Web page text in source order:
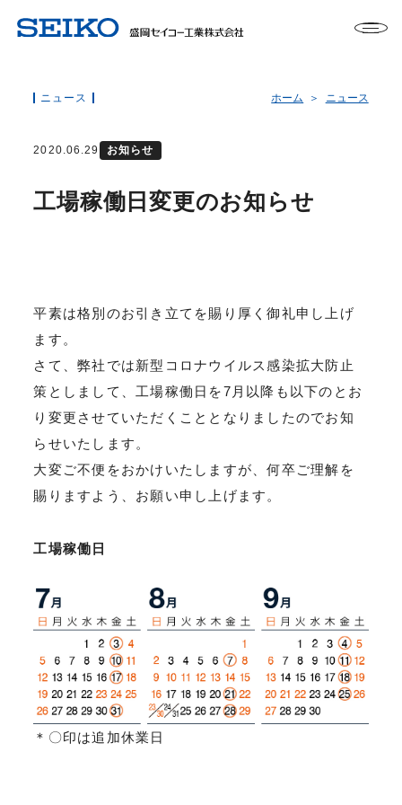
ニュース ホーム ニュース
2020.06.29 お知らせ
工場稼働日変更のお知らせ
平素は格別のお引き立てを賜り厚く御礼申し上げ
ます。
さて、弊社では新型コロナウイルス感染拡大防止
策としまして、工場稼働日を7月以降も以下のとお
り変更させていただくこととなりましたのでお知
らせいたします。
大変ご不便をおかけいたしますが、何卒ご理解を
賜りますよう、お願い申し上げます。
工場稼働日
＊〇印は追加休業日